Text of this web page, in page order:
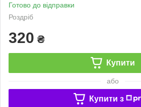
Готово до відправки
Роздріб
320 ₴
Купити
або
Купити з